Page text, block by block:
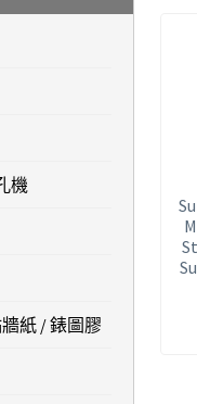
機
紙 / 錶圖膠